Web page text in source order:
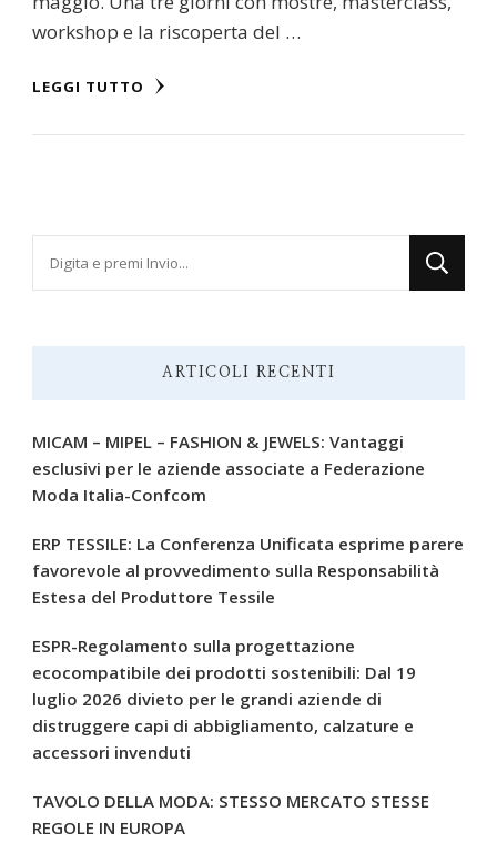
workshop e la riscoperta del …
LEGGI TUTTO
ARTICOLI RECENTI
MICAM – MIPEL – FASHION & JEWELS: Vantaggi
esclusivi per le aziende associate a Federazione
Moda Italia-Confcom
ERP TESSILE: La Conferenza Unificata esprime parere
favorevole al provvedimento sulla Responsabilità
Estesa del Produttore Tessile
ESPR-Regolamento sulla progettazione
ecocompatibile dei prodotti sostenibili: Dal 19
luglio 2026 divieto per le grandi aziende di
distruggere capi di abbigliamento, calzature e
accessori invenduti
TAVOLO DELLA MODA: STESSO MERCATO STESSE
REGOLE IN EUROPA